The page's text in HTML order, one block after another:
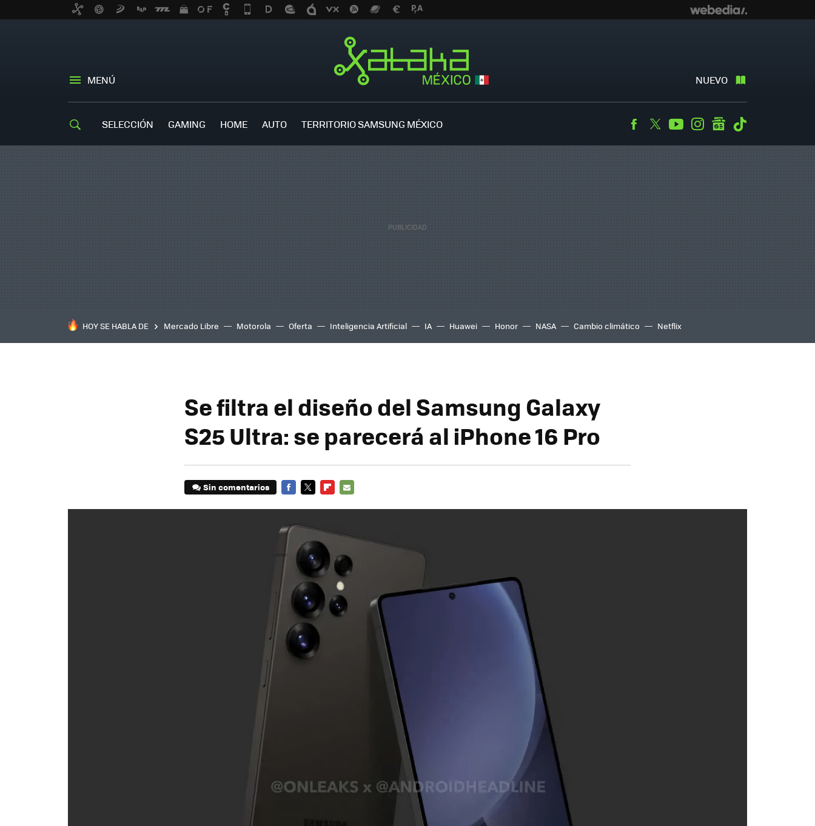
MENÚ NUEVO
SELECCIÓN GAMING HOME AUTO TERRITORIO SAMSUNG MÉXICO Facebook
TwitterYoutubeInstagramgooglenews
HOY SE HABLA DE Mercado Libre Motorola Oferta Inteligencia Artificial IA Huawei Honor NASA Cambio climático Netflix
Se filtra el diseño del Samsung Galaxy
S25 Ultra: se parecerá al iPhone 16 Pro
Sin comentarios